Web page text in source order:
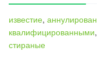
известие, аннулирован
квалифицированными,
стираные